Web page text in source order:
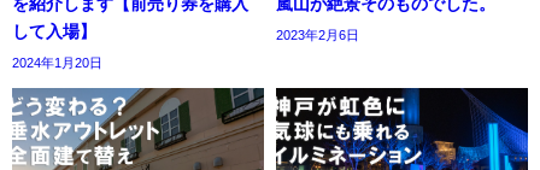
を紹介します【前売り券を購入
して入場】
2024年1月20日
嵐山が絶景そのものでした。
2023年2月6日